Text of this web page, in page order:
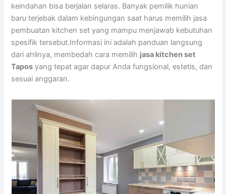
keindahan bisa berjalan selaras. Banyak pemilik hunian
baru terjebak dalam kebingungan saat harus memilih jasa
pembuatan kitchen set yang mampu menjawab kebutuhan
spesifik tersebut.Informasi ini adalah panduan langsung
dari ahlinya, membedah cara memilih jasa kitchen set
Tapos yang tepat agar dapur Anda fungsional, estetis, dan
sesuai anggaran.